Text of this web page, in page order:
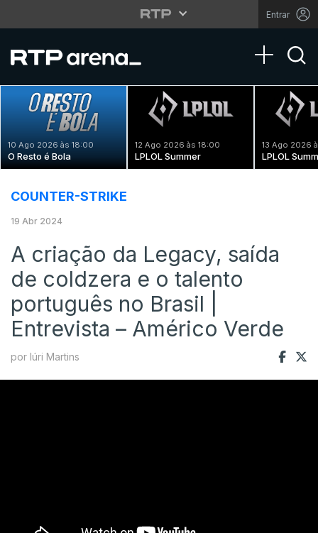
Entrar
Toggle
10 Ago 2026 às 18:00
O Resto é Bola
12 Ago 2026 às 18:00
LPLOL Summer
13 Ago 2026
LPLOL
COUNTER-STRIKE
19 Abr 2024
A criação da Legacy, saída
de coldzera e o talento
português no Brasil |
Entrevista – Américo Verde
por Iúri Martins